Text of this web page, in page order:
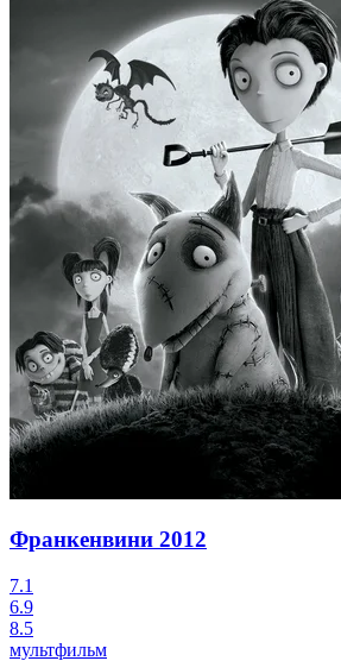
Франкенвини 2012
7.1
6.9
8.5
мультфильм